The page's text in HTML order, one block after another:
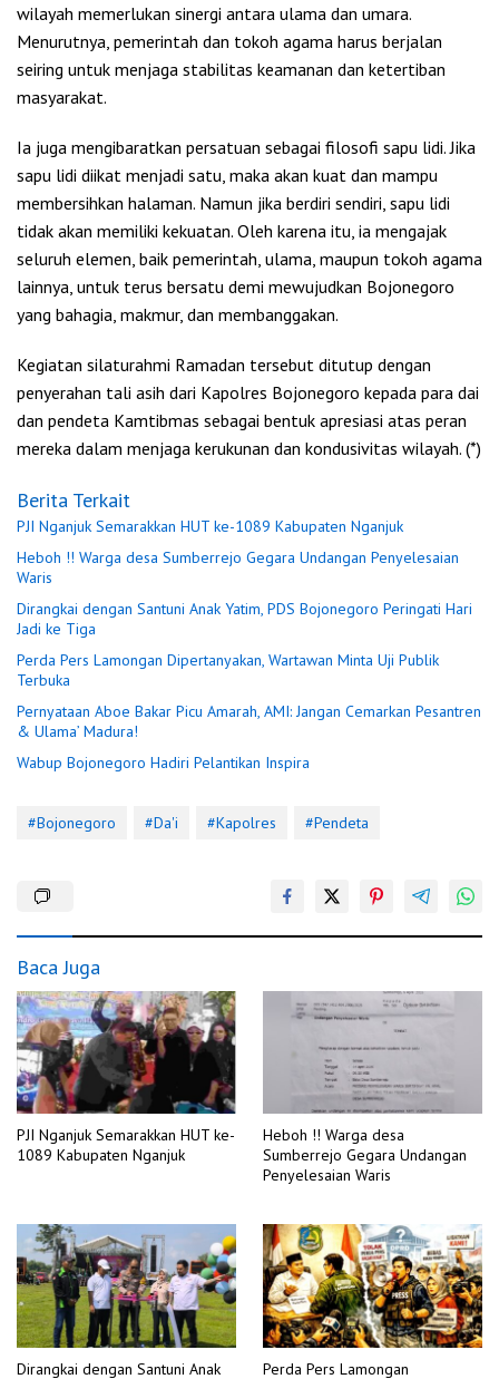
wilayah memerlukan sinergi antara ulama dan umara.
Menurutnya, pemerintah dan tokoh agama harus berjalan
seiring untuk menjaga stabilitas keamanan dan ketertiban
masyarakat.
Ia juga mengibaratkan persatuan sebagai filosofi sapu lidi. Jika
sapu lidi diikat menjadi satu, maka akan kuat dan mampu
membersihkan halaman. Namun jika berdiri sendiri, sapu lidi
tidak akan memiliki kekuatan. Oleh karena itu, ia mengajak
seluruh elemen, baik pemerintah, ulama, maupun tokoh agama
lainnya, untuk terus bersatu demi mewujudkan Bojonegoro
yang bahagia, makmur, dan membanggakan.
Kegiatan silaturahmi Ramadan tersebut ditutup dengan
penyerahan tali asih dari Kapolres Bojonegoro kepada para dai
dan pendeta Kamtibmas sebagai bentuk apresiasi atas peran
mereka dalam menjaga kerukunan dan kondusivitas wilayah. (*)
Berita Terkait
PJI Nganjuk Semarakkan HUT ke-1089 Kabupaten Nganjuk
Heboh !! Warga desa Sumberrejo Gegara Undangan Penyelesaian
Waris
Dirangkai dengan Santuni Anak Yatim, PDS Bojonegoro Peringati Hari
Jadi ke Tiga
Perda Pers Lamongan Dipertanyakan, Wartawan Minta Uji Publik
Terbuka
Pernyataan Aboe Bakar Picu Amarah, AMI: Jangan Cemarkan Pesantren
& Ulama’ Madura!
Wabup Bojonegoro Hadiri Pelantikan Inspira
#Bojonegoro #Da'i #Kapolres #Pendeta
Baca Juga
PJI Nganjuk Semarakkan HUT ke-
1089 Kabupaten Nganjuk
Heboh !! Warga desa
Sumberrejo Gegara Undangan
Penyelesaian Waris
Dirangkai dengan Santuni Anak Perda Pers Lamongan